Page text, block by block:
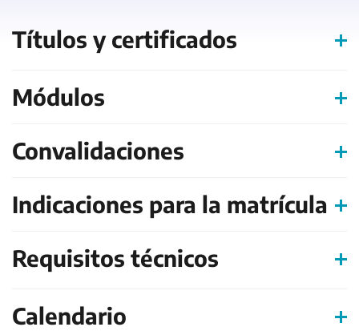
Títulos y certificados
Módulos
Convalidaciones
Indicaciones para la matrícula
Requisitos técnicos
Calendario